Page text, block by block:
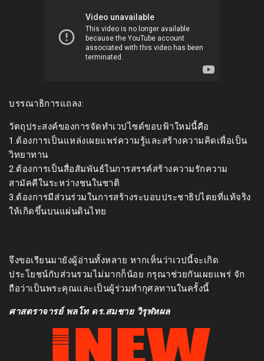
บรรณาธิการแถลง:
วัตถุประสงค์ของการจัดทำเวปไซด์ขอบฟ้าใหม่นี้คือ
1.ต้องการเป็นแหล่งเผยแพร่ความรู้และสร้างความคิดเพื่อเป็น
วิทยาทาน
2.ต้องการเป็นสื่อสัมพันธ์ในการสรรค์สร้างความรักความ
สามัคคีในระหว่างชนในชาติ
3.ต้องการมีส่วนร่วมในการสร้างระบอบประชาธิปไตยที่แท้จริง
ให้เกิดขึ้นบนแผ่นดินไทย
จึงขอเรียนมายังผู้อ่านทั้งหลาย หากเห็นว่าเวปนี้จะเกิด
ประโยชน์กับส่วนรวมไม่มากก็น้อย กรุณาช่วยกันเผยแพร่ จัก
ถือว่าเป็นพระคุณและเป็นผู้ร่วมทำกุศลทานในครั้งนี้
ศาสตราจารย์ พลโท ดร.สมชาย วิรุฬหผล